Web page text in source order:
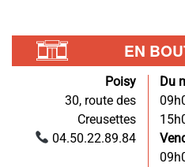
EN
Poisy
30, route des
Creusettes
04.50.22.89.84
Du